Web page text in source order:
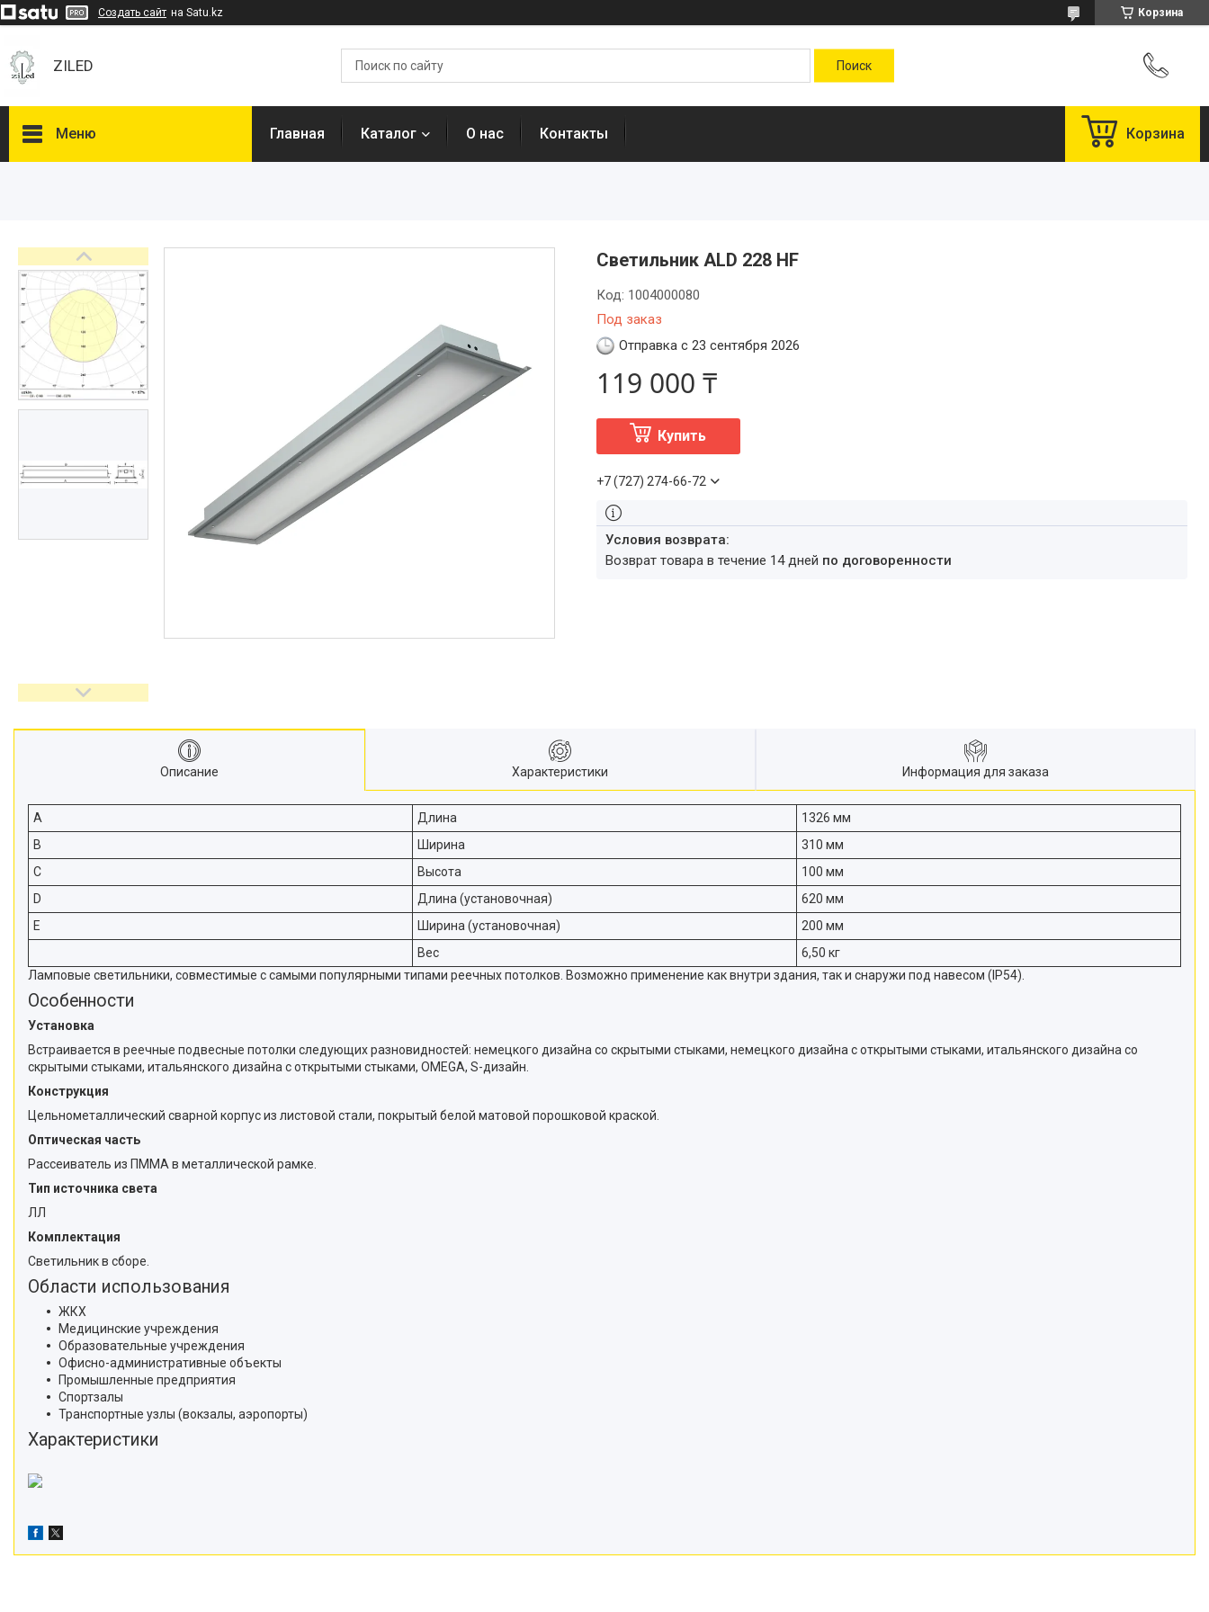
Создать сайт на Satu.kz Корзина
ZILED
Меню
ФАРЛАЙТ
АСТЗ
NLCO
INNOLUX
О нас
Отзывы
Главная Каталог О нас Контакты Корзина
Светильник ALD 228 HF
Под заказ
Код: 1004000080
Отправка с 23 сентября 2026
119 000 ₸
Купить
+7 (727) 274-66-72
возврат товара в течение 14 дней по договоренности
Описание Характеристики Информация для заказа
A Длина
1326 мм
B
Ширина
310 мм
C
Высота
100 мм
D
Длина (установочная)
620 мм
E
Ширина (установочная)
200 мм
Вес
6,50 кг
Ламповые светильники, совместимые с самыми популярными типами реечных потолков. Возможно применение как внутри здания, так и снаружи под навесом (IP54).
Особенности
Установка
Встраивается в реечные подвесные потолки следующих разновидностей: немецкого дизайна со скрытыми стыками, немецкого дизайна с открытыми стыками, итальянского дизайна со
скрытыми стыками, итальянского дизайна с открытыми стыками, OMEGA, S-дизайн.
Конструкция
Цельнометаллический сварной корпус из листовой стали, покрытый белой матовой порошковой краской.
Оптическая часть
Рассеиватель из ПММА в металлической рамке.
Тип источника света
ЛЛ
Комплектация
Светильник в сборе.
Области использования
ЖКХ
Медицинские учреждения
Образовательные учреждения
Офисно-административные объекты
Промышленные предприятия
Спортзалы
Транспортные узлы (вокзалы, аэропорты)
Характеристики